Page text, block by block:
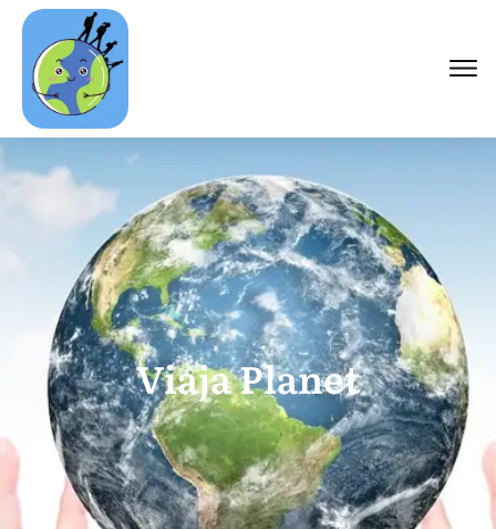
Viaja Planet